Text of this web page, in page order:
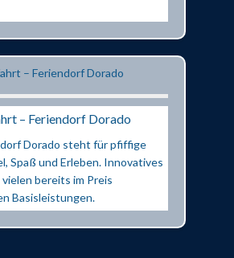
– Feriendorf Dorado
Dorado steht für pfiffige
Spaß und Erleben. Innovatives
bereits im Preis
Basisleistungen.